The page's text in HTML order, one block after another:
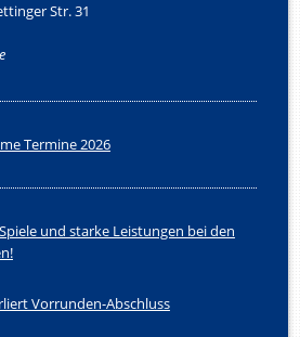
Str. 31
Termine 2026
und starke Leistungen bei den
Vorrunden-Abschluss